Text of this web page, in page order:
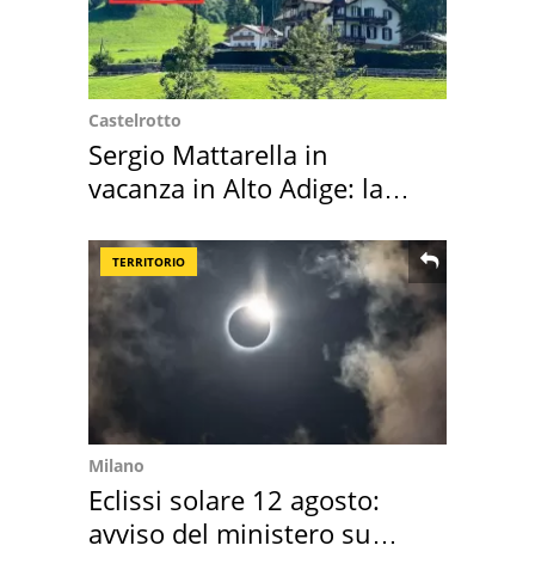
Castelrotto
Sergio Mattarella in
vacanza in Alto Adige: la
TERRITORIO
Milano
Eclissi solare 12 agosto:
avviso del ministero su